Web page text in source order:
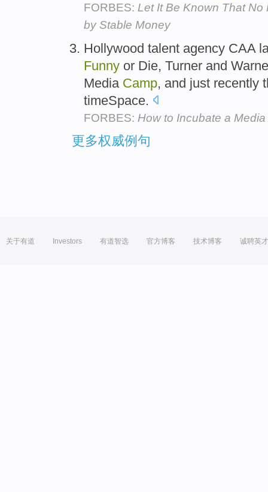
FORBES: Let It Be Known That
by Stable Money
Hollywood talent agency CAA
Funny or Die, Turner and
Media Camp, and just recently
timeSpace.
FORBES: How to Incubate a
更多权威例句
关于有道 Investors 有道智选 官方博客 技术博客 诚聘英才